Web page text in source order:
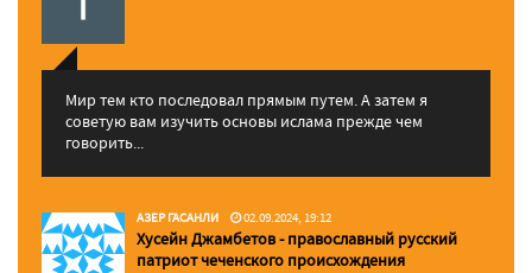
Мир тем кто последовал прямым путем. А затем я
советую вам изучить основы ислама прежде чем
говорить...
АЗЕР ГАСАНЛИ 02.09.2024, 19:12
Хусейн Джамбетов - православный русский
патриот чеченского происхождения